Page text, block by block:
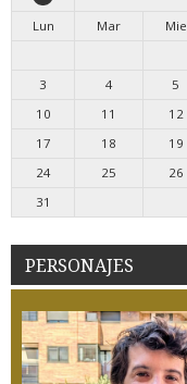
Lun
Mar Mie
3
4 5
10
11 12
17
18 19
24
25 26
31
PERSONAJES